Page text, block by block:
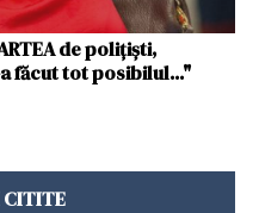
de poliţişti,
a făcut tot posibilul..."
CITITE